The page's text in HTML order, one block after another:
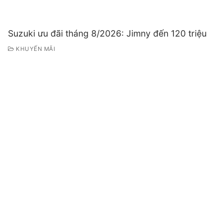
Suzuki ưu đãi tháng 8/2026: Jimny đến 120 triệu
KHUYẾN MÃI